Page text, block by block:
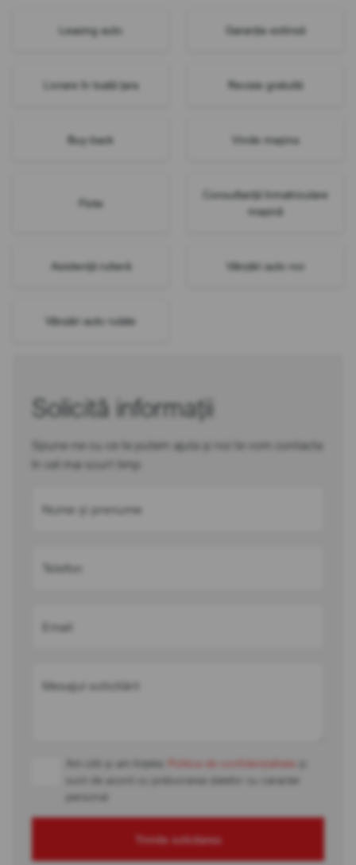
Leasing auto Garanție extinsă
Livrare în toată țara Revizie gratuită
Buy-back Vinde mașina
Flote
Consultanță înmatriculare
mașină
Asistență rutieră Vânzări auto noi
Vânzări auto rulate
Solicită informații
Spune-ne cu ce te putem ajuta și noi te vom contacta
în cel mai scurt timp
Nume și prenume
Telefon
Email
Mesajul solicitării
Am citit și am înțeles Politica de confidențialitate
sunt de acord cu prelucrarea datelor cu caracter
personal
Trimite solicitarea